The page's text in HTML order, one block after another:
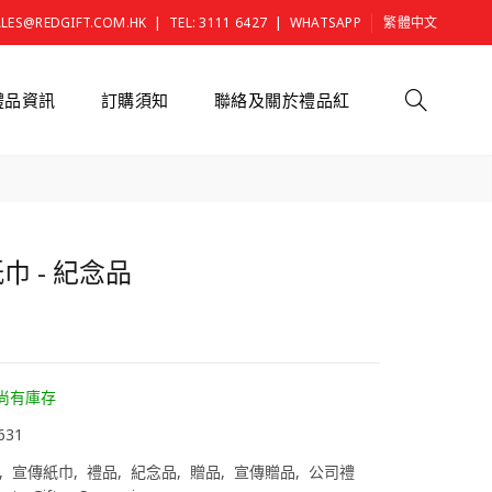
| TEL: 3111 6427 | WHATSAPP 繁體中文
品資訊 訂購須知 聯絡及關於禮品紅
- 紀念品
有庫存
宣傳紙巾 禮品 紀念品 贈品 宣傳贈品
公司禮